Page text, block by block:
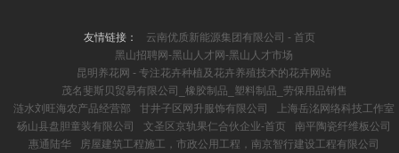
友情链接：
云南优质新能源集团有限公司 - 首页
黑山招聘网-黑山人才网-黑山人才市场
昆明养花网 - 专注花卉种植及花卉养殖技术的花卉网站
茂名斐斯贝贸易有限公司_橡胶制品_塑料制品_劳保用品销售
涟水刘旺海农产品经营部
甘井子区网升服饰有限公司
上海岳洺网络科技工作室
砀山县盘胆童装有限公司
文圣区京轨果仁合伙企业-首页
南平陶瓷纤维板公司
惠通陆华
房屋建筑工程施工，市政公用工程，南京智行建设工程有限公司